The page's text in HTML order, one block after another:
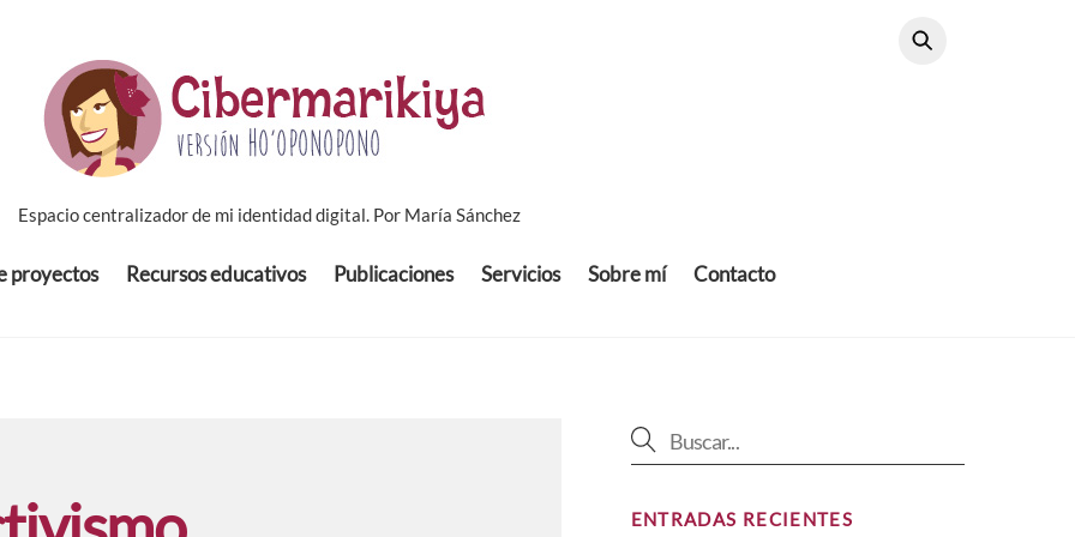
Espacio centralizador de mi identidad digital. Por María Sánchez
proyectos Recursos educativos Publicaciones Servicios Sobre mí Contacto
ENTRADAS RECIENTES